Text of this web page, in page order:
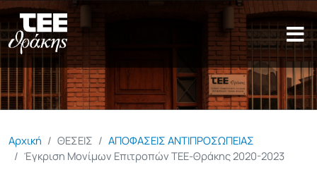
Παράκαμψη προς το κυρίως
Αρχική ΘΕΣΕΙΣ
ΑΠΟΦΑΣΕΙΣ ΑΝΤΙΠΡΟΣΩΠΕΙΑΣ
Έγκριση Μονίμων Επιτροπών ΤΕΕ-Θράκης 2020-2023